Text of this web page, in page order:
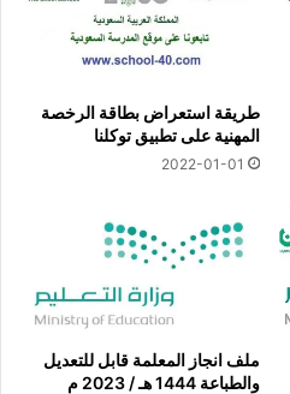
طريقة استعراض بطاقة الرخصة
المهنية على تطبيق توكلنا
2022-01-01
ملف انجاز المعلمة قابل للتعديل
والطباعة 1444 هـ / 2023 م